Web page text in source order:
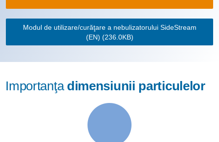
Modul de utilizare/curăţare a nebulizatorului SideStream
(EN) (236.0KB)
Importanţa dimensiunii particulelor